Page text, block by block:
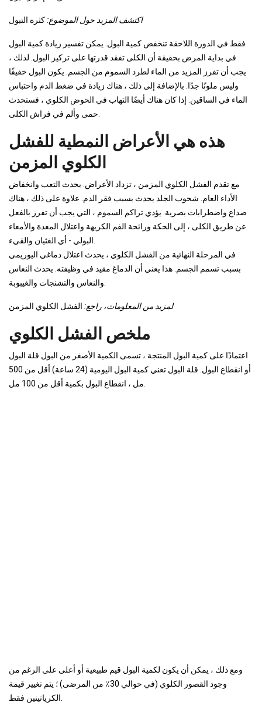
اكتشف المزيد حول الموضوع: كثرة التبول
فقط في الدورة اللاحقة تنخفض كمية البول. يمكن تفسير زيادة كمية البول
في بداية المرض بحقيقة أن الكلى تفقد قدرتها على تركيز البول. لذلك ،
يجب أن تفرز المزيد من الماء لطرد السموم من الجسم. يكون البول خفيفًا
وليس ملونًا جدًا. بالإضافة إلى ذلك ، هناك زيادة في ضغط الدم واحتباس
الماء في الساقين. إذا كان هناك أيضًا التهاب في الحوض الكلوي ، فستحدث
هذه هي الأعراض النمطية للفشل
الكلوي المزمن
مع تقدم الفشل الكلوي المزمن ، تزداد الأعراض. يحدث التعب وانخفاض
الأداء العام. شحوب الجلد يحدث بسبب فقر الدم. علاوة على ذلك ، هناك
صداع واضطرابات بصرية. يؤدي تراكم السموم ، التي يجب أن تفرز بالفعل
عن طريق الكلى ، إلى الحكة ورائحة الفم الكريهة واعتلال المعدة والأمعاء
في المرحلة النهائية من الفشل الكلوي ، يحدث اعتلال دماغي اليوريمي
بسبب تسمم الجسم. هذا يعني أن الدماغ مقيد في وظيفته. يحدث النعاس
لمزيد من المعلومات، راجع: الفشل الكلوي المزمن
ملخص الفشل الكلوي
اعتمادًا على كمية البول المنتجة ، تسمى الكمية الأصغر من البول قلة البول
أو انقطاع البول. قلة البول تعني كمية البول اليومية (24 ساعة) أقل من 500
ومع ذلك ، يمكن أن يكون لكمية البول قيم طبيعية أو أعلى على الرغم من
وجود القصور الكلوي (في حوالي 30٪ من المرضى) ؛ يتم تغيير قيمة